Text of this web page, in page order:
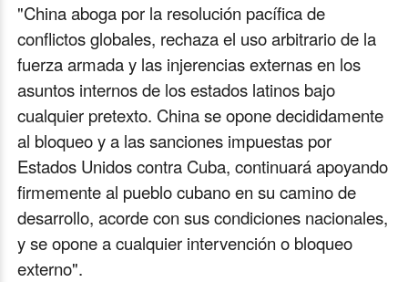
"China aboga por la resolución pacífica de
conflictos globales, rechaza el uso arbitrario de la
fuerza armada y las injerencias externas en los
asuntos internos de los estados latinos bajo
cualquier pretexto. China se opone decididamente
al bloqueo y a las sanciones impuestas por
Estados Unidos contra Cuba, continuará apoyando
firmemente al pueblo cubano en su camino de
desarrollo, acorde con sus condiciones nacionales,
y se opone a cualquier intervención o bloqueo
externo".